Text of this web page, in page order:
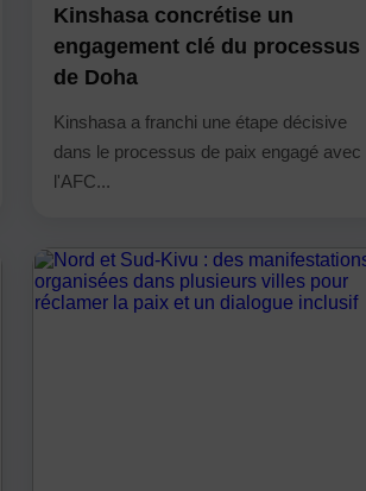
Kinshasa concrétise un
engagement clé du processus
de Doha
Kinshasa a franchi une étape décisive
dans le processus de paix engagé avec
l'AFC...